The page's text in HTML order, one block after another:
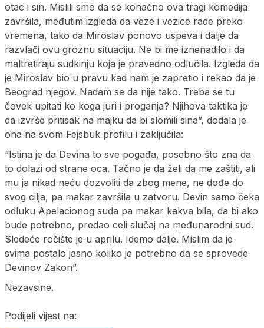
otac i sin. Mislili smo da se konačno ova tragi komedija
završila, međutim izgleda da veze i vezice rade preko
vremena, tako da Miroslav ponovo uspeva i dalje da
razvlači ovu groznu situaciju. Ne bi me iznenadilo i da
maltretiraju sudkinju koja je pravedno odlučila. Izgleda da
je Miroslav bio u pravu kad nam je zapretio i rekao da je
Beograd njegov. Nadam se da nije tako. Treba se tu
čovek upitati ko koga juri i proganja? Njihova taktika je
da izvrše pritisak na majku da bi slomili sina”, dodala je
ona na svom Fejsbuk profilu i zaključila:
“Istina je da Devina to sve pogađa, posebno što zna da
to dolazi od strane oca. Tačno je da želi da me zaštiti, ali
mu ja nikad neću dozvoliti da zbog mene, ne dođe do
svog cilja, pa makar završila u zatvoru. Devin samo čeka
odluku Apelacionog suda pa makar kakva bila, da bi ako
bude potrebno, predao celi slučaj na međunarodni sud.
Sledeće ročište je u aprilu. Idemo dalje. Mislim da je
svima postalo jasno koliko je potrebno da se sprovede
Devinov Zakon”.
Nezavsine.
Podijeli vijest na: